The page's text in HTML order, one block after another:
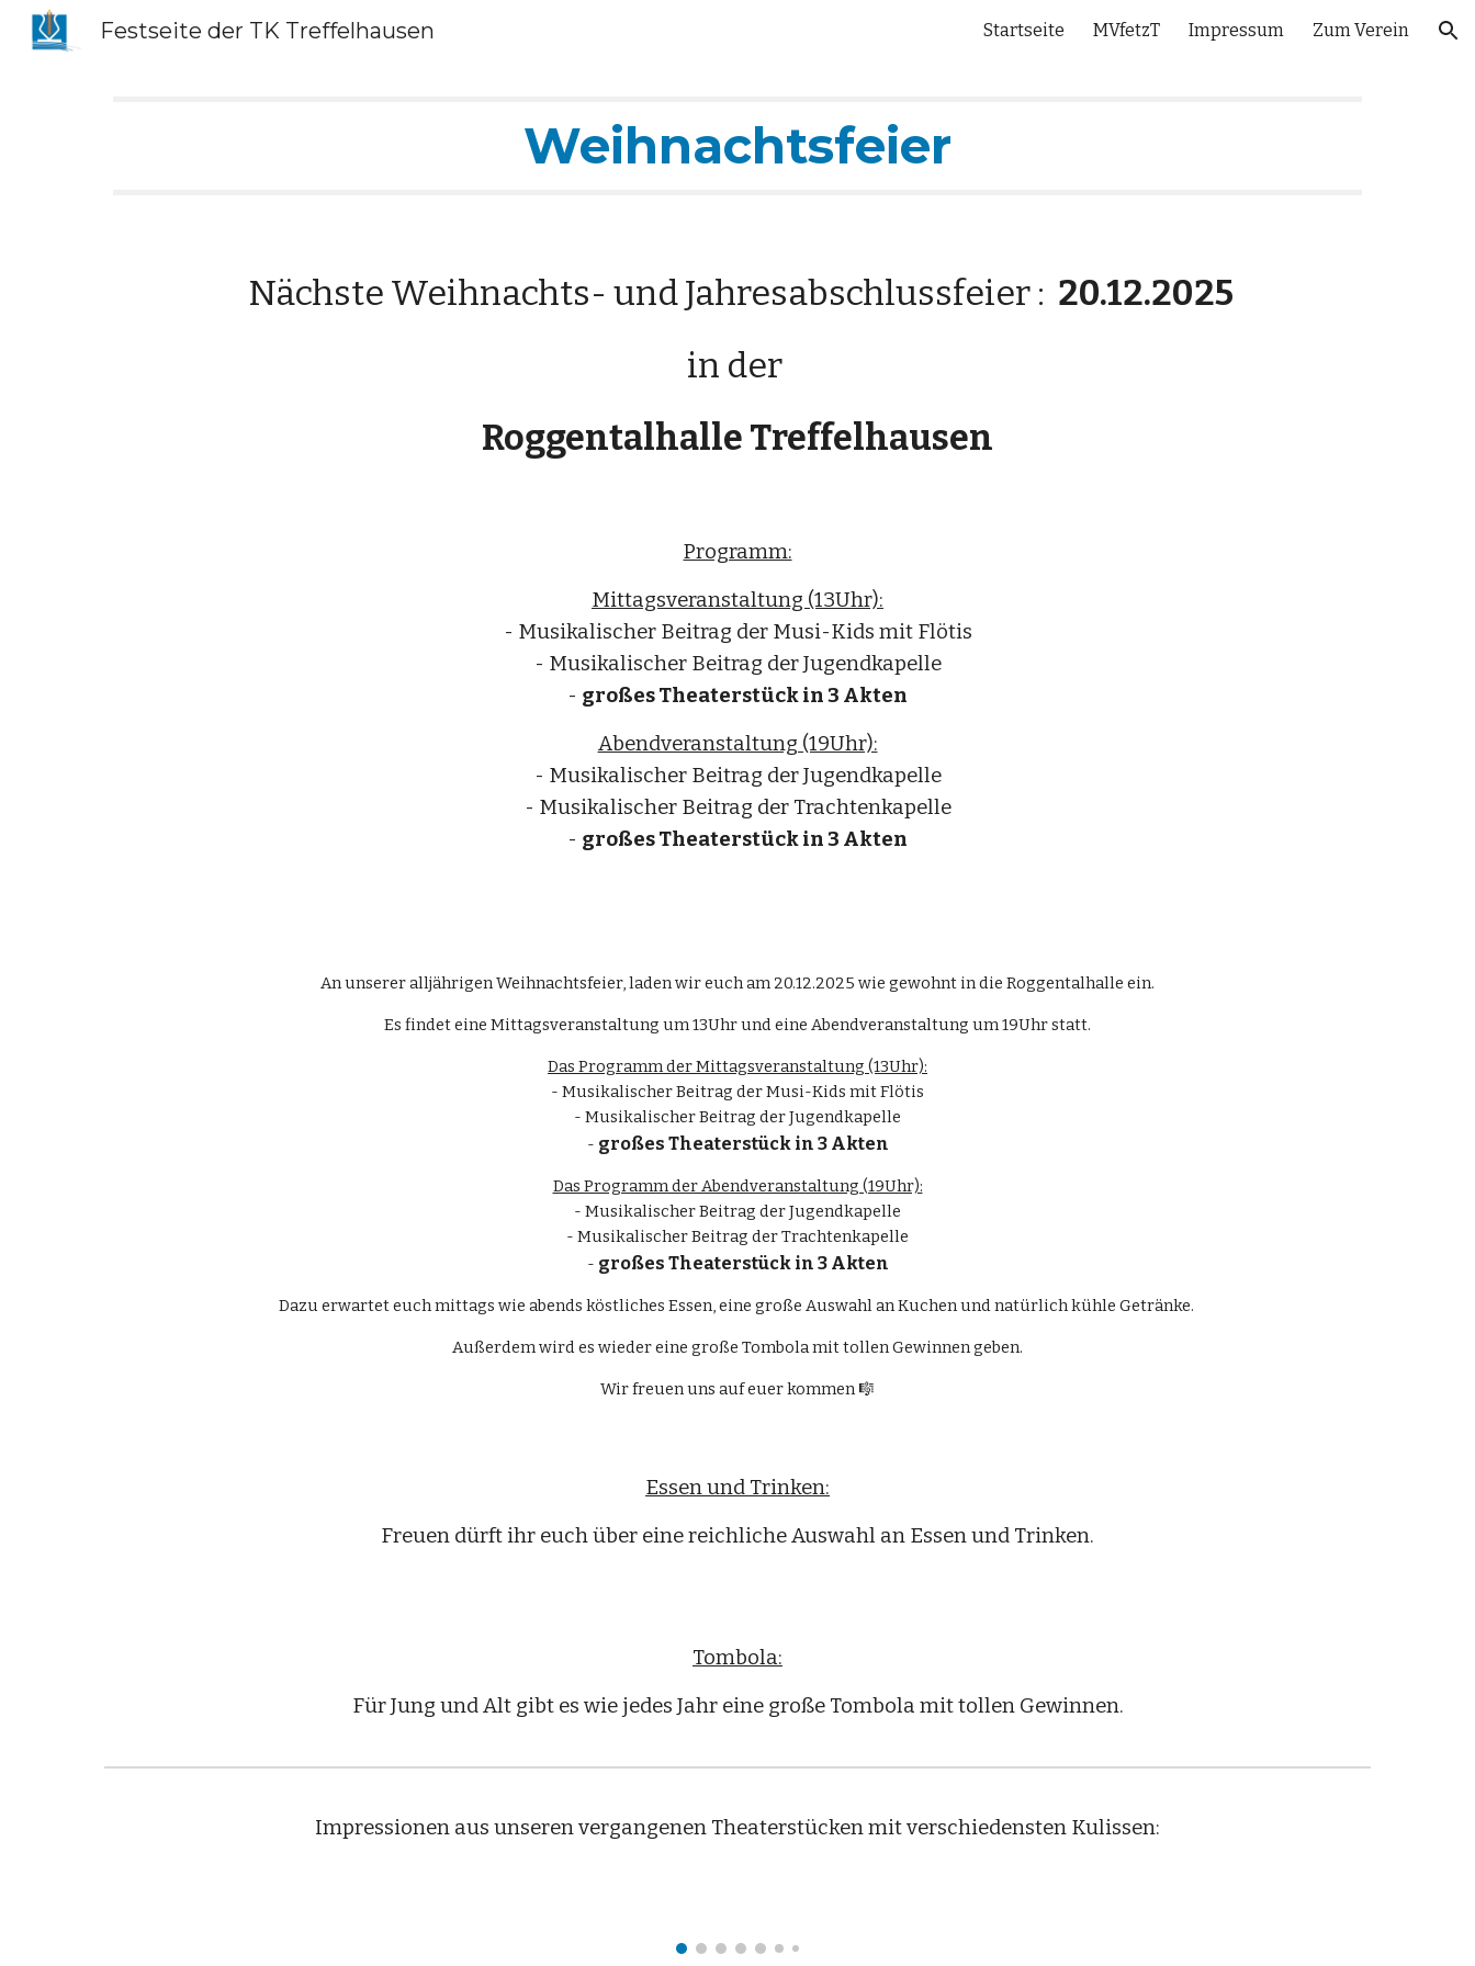
Skip to navigation
Festseite der TK Treffelhausen Startseite MVfetzT Impressum Zum Verein
Weihnachtsfeier
Nächste Weihnachts- und Jahresabschlussfeier : 20.12.2025
in der
Roggentalhalle Treffelhausen
Programm:
Mittagsveranstaltung (13Uhr):
- Musikalischer Beitrag der Musi-Kids mit Flötis
- Musikalischer Beitrag der Jugendkapelle
- großes Theaterstück in 3 Akten
Abendveranstaltung (19Uhr):
- Musikalischer Beitrag der Jugendkapelle
- Musikalischer Beitrag der Trachtenkapelle
- großes Theaterstück in 3 Akten
An unserer alljährigen Weihnachtsfeier, laden wir euch am 20.12.2025 wie gewohnt in die Roggentalhalle ein.
Es findet eine Mittagsveranstaltung um 13Uhr und eine Abendveranstaltung um 19Uhr statt.
Das Programm der Mittagsveranstaltung (13Uhr):
- Musikalischer Beitrag der Musi-Kids mit Flötis
- Musikalischer Beitrag der Jugendkapelle
- großes Theaterstück in 3 Akten
Das Programm der Abendveranstaltung (19Uhr):
- Musikalischer Beitrag der Jugendkapelle
- Musikalischer Beitrag der Trachtenkapelle
- großes Theaterstück in 3 Akten
Dazu erwartet euch mittags wie abends köstliches Essen, eine große Auswahl an Kuchen und natürlich kühle Getränke.
Außerdem wird es wieder eine große Tombola mit tollen Gewinnen geben.
Wir freuen uns auf euer kommen 🎼
Essen und Trinken:
Freuen dürft ihr euch über eine reichliche Auswahl an Essen und Trinken.
Tombola:
Für Jung und Alt gibt es wie jedes Jahr eine große Tombola mit tollen Gewinnen.
Impressionen aus unseren vergangenen Theaterstücken mit verschiedensten Kulissen: